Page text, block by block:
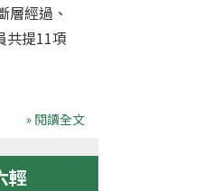
層經過、
共提11項
» 閱讀全文
輕